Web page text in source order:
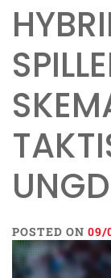
POSTED ON 09/